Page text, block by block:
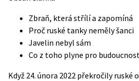
Zbraň, která střílí a zapomíná
Proč ruské tanky neměly šanci
Javelin nebyl sám
Co z toho plyne pro
Když 24. února 2022 překročily ruské